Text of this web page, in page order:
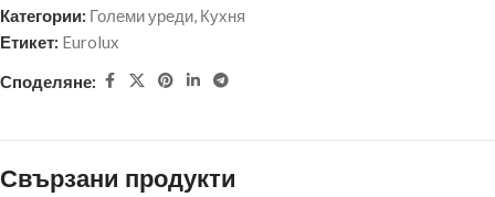
Категории: Големи уреди, Кухня
Етикет: Eurolux
Споделяне:
Свързани продукти